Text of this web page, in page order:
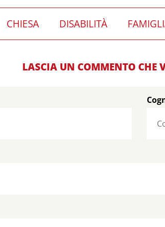
CHIESA DISABILITÀ
LASCIA UN COMMENTO CHE